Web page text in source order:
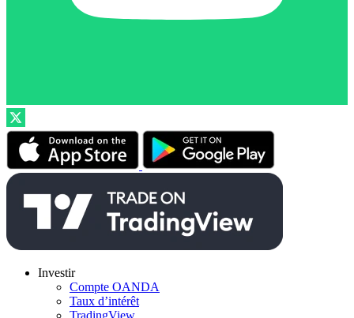
Investir
Compte OANDA
Taux d’intérêt
TradingView